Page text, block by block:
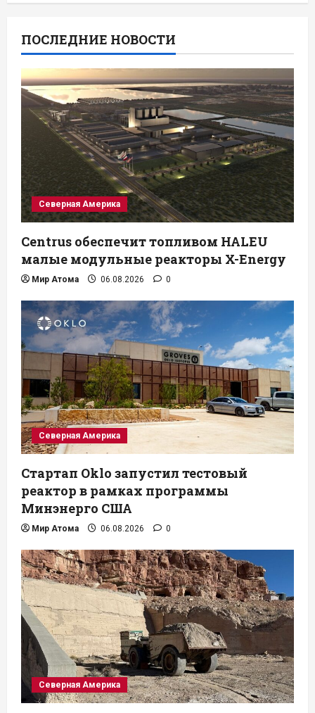
ПОСЛЕДНИЕ НОВОСТИ
Северная Америка
Centrus обеспечит топливом HALEU
малые модульные реакторы X-Energy
Мир Атома 06.08.2026 0
Северная Америка
Стартап Oklo запустил тестовый
реактор в рамках программы
Минэнерго США
Мир Атома 06.08.2026 0
Северная Америка